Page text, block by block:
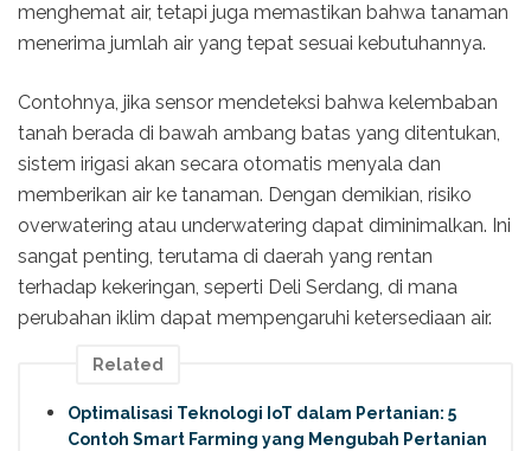
menghemat air, tetapi juga memastikan bahwa tanaman
menerima jumlah air yang tepat sesuai kebutuhannya.
Contohnya, jika sensor mendeteksi bahwa kelembaban
tanah berada di bawah ambang batas yang ditentukan,
sistem irigasi akan secara otomatis menyala dan
memberikan air ke tanaman. Dengan demikian, risiko
overwatering atau underwatering dapat diminimalkan. Ini
sangat penting, terutama di daerah yang rentan
terhadap kekeringan, seperti Deli Serdang, di mana
perubahan iklim dapat mempengaruhi ketersediaan air.
Related
Optimalisasi Teknologi IoT dalam Pertanian: 5
Contoh Smart Farming yang Mengubah Pertanian